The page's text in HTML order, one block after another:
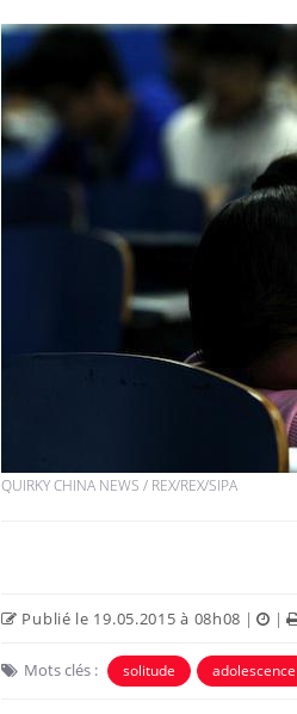
QUIRKY CHINA NEWS / REX/REX/SIPA
Publié le 19.05.2015 à 08h08 | |
Mots clés : solitude adolescence